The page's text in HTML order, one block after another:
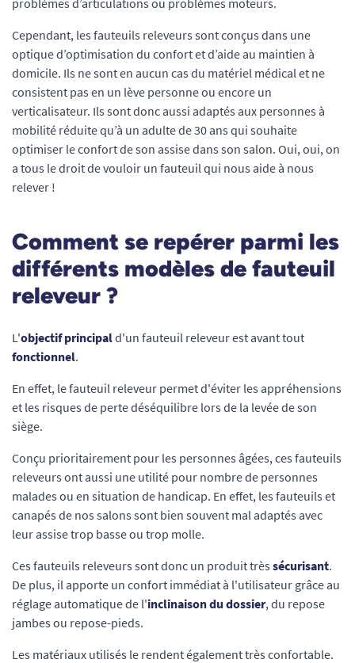
Cependant, les fauteuils releveurs sont conçus dans une
optique d’optimisation du confort et d’aide au maintien à
domicile. Ils ne sont en aucun cas du matériel médical et ne
consistent pas en un lève personne ou encore un
verticalisateur. Ils sont donc aussi adaptés aux personnes à
mobilité réduite qu’à un adulte de 30 ans qui souhaite
optimiser le confort de son assise dans son salon. Oui, oui, on
a tous le droit de vouloir un fauteuil qui nous aide à nous
relever !
Comment se repérer parmi les
différents modèles de fauteuil
releveur ?
L'objectif principald'un fauteuil releveur est avant tout
fonctionnel.
En effet, le fauteuil releveur permet d'éviter les appréhensions
et les risques de perte déséquilibre lors de la levée de son
siège.
Conçu prioritairement pour les personnes âgées, ces fauteuils
releveurs ont aussi une utilité pour nombre de personnes
malades ou en situation de handicap. En effet, les fauteuils et
canapés de nos salons sont bien souvent mal adaptés avec
leur assise trop basse ou trop molle.
Ces fauteuils releveurs sont donc un produit très sécurisant.
De plus, il apporte un confort immédiat à l'utilisateur grâce au
réglage automatique de l'inclinaison du dossier, du repose
jambes ou repose-pieds.
Les matériaux utilisés le rendent également très confortable.